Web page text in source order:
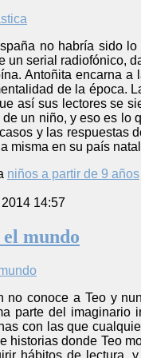
no habría sido
un serial radiofónico,
Antoñita encarna
de la época.
así sus lectores se
un niño, y eso es lo
y las respuestas
misma en su país
niños a partir de 9 años
14:57
el mundo
no conoce a Teo y
parte del imaginario
con las que
historias donde Teo
hábitos de lectura,